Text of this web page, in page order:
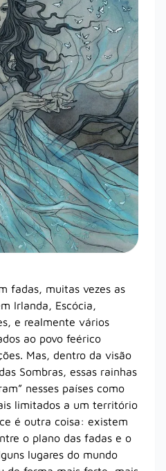
fadas, muitas vezes as
Irlanda, Escócia,
e realmente vários
ao povo feérico
Mas, dentro da visão
Sombras, essas rainhas
nesses países como
limitados a um território
é outra coisa: existem
o plano das fadas e o
lugares do mundo